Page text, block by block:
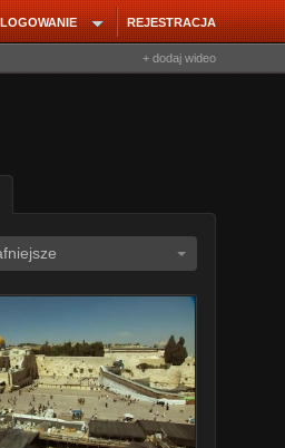
REJESTRACJA
LOGOWANIE
+ dodaj wideo